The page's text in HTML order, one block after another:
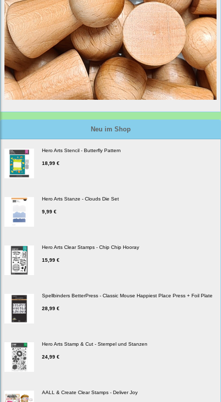
Neu im Shop
Hero Arts Stencil - Butterfly Pattern
18,99 €
Hero Arts Stanze - Clouds Die Set
9,99 €
Hero Arts Clear Stamps - Chip Chip Hooray
15,99 €
Spellbinders BetterPress - Classic Mouse Happiest Place Press + Foil Plate
28,99 €
Hero Arts Stamp & Cut - Stempel und Stanzen
24,99 €
AALL & Create Clear Stamps - Deliver Joy